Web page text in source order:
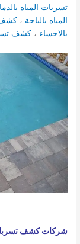
تسربات المياه
المياه بالباحة ،كشف
بالاحساء ،كشف
شركات كشف